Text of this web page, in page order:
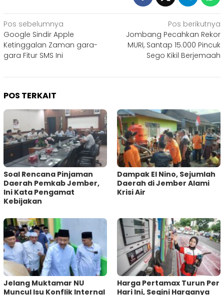
Navigasi
pos
Pos sebelumnya
Google Sindir Apple
Ketinggalan Zaman gara-
gara Fitur SMS Ini
Pos berikutnya
Jombang Pecahkan Rekor
MURI, Santap 15.000 Pincuk
Sego Kikil Berjemaah
POS TERKAIT
‎Soal Rencana Pinjaman
Daerah Pemkab Jember,
Ini Kata Pengamat
Kebijakan ‎
Dampak El Nino, Sejumlah
Daerah di Jember Alami
Krisi Air
Jelang Muktamar NU
Muncul Isu Konflik Internal
Harga Pertamax Turun Per
Hari Ini, Segini Harganya